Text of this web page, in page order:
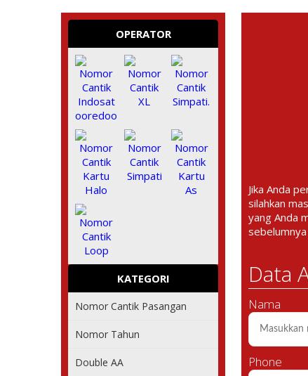
OPERATOR
KATEGORI
Nomor Cantik Pasangan
Nomor Tahun
Double AA
Jika Anda
silahkan
yang Anda
sebelumnya
Data
Nama
Phone